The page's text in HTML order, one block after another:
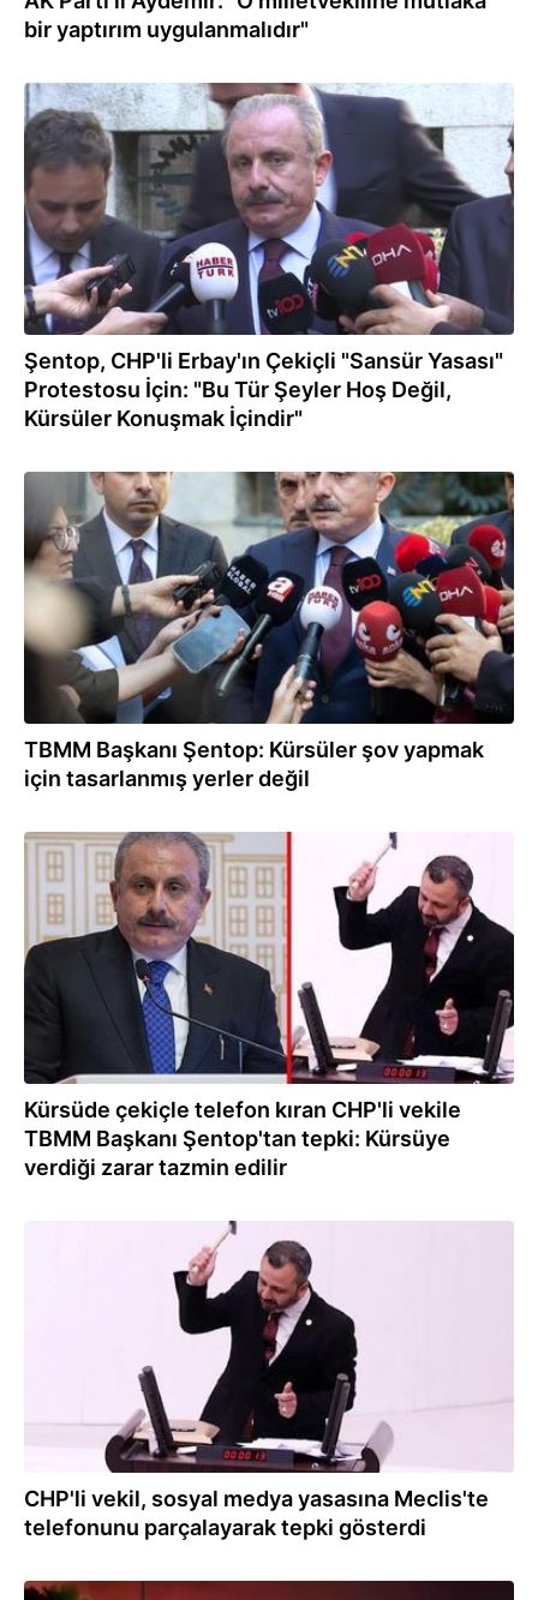
bir yaptırım uygulanmalıdır"
13.10.2022
Şentop, CHP'li Erbay'ın Çekiçli "Sansür Yasası"
Protestosu İçin: "Bu Tür Şeyler Hoş Değil,
Kürsüler Konuşmak İçindir"
13.10.2022
TBMM Başkanı Şentop: Kürsüler şov yapmak
için tasarlanmış yerler değil
13.10.2022
Kürsüde çekiçle telefon kıran CHP'li vekile
TBMM Başkanı Şentop'tan tepki: Kürsüye
verdiği zarar tazmin edilir
CHP'li vekil, sosyal medya yasasına Meclis'te
telefonunu parçalayarak tepki gösterdi